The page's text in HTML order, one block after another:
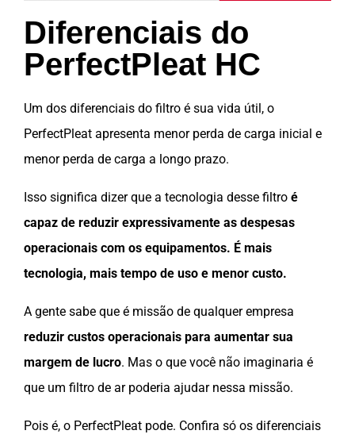
Diferenciais do
PerfectPleat HC
Um dos diferenciais do filtro é sua vida útil, o
PerfectPleat apresenta menor perda de carga inicial e
menor perda de carga a longo prazo.
Isso significa dizer que a tecnologia desse filtro é
capaz de reduzir expressivamente as despesas
operacionais com os equipamentos. É mais
tecnologia, mais tempo de uso e menor custo.
A gente sabe que é missão de qualquer empresa
reduzir custos operacionais para aumentar sua
margem de lucro. Mas o que você não imaginaria é
que um filtro de ar poderia ajudar nessa missão.
Pois é, o PerfectPleat pode. Confira só os diferenciais